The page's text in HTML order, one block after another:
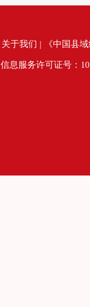
关于我们 | 《中国县
息服务许可证号：